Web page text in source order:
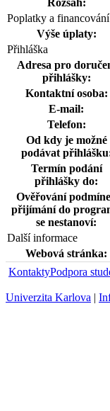
Rozsah:
Poplatky a financování
Výše úplaty:
Přihláška
Adresa pro
přihlášky:
Kontaktní osoba:
E-mail:
Telefon:
Od kdy je možné
podávat
Termín podání
přihlášky do:
Ověřování
přijímání do
se nestanoví:
Další informace
Webová stránka:
KontaktyPodpora
Univerzita Karlova |